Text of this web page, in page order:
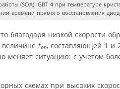
(SOA) IGBT 4 при температуре
времени прямого восстановления
благодаря низкой скорости
ton, составляющей 1 и
меняет ситуацию: с учетом
схемах при высоких